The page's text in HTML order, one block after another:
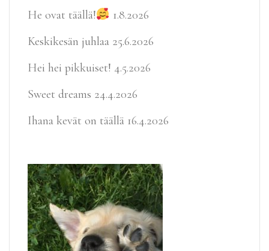
He ovat täällä!
1.8.2026
Keskikesän juhlaa 25.6.2026
Hei hei pikkuiset! 4.5.2026
Sweet dreams 24.4.2026
Ihana kevät on täällä 16.4.2026